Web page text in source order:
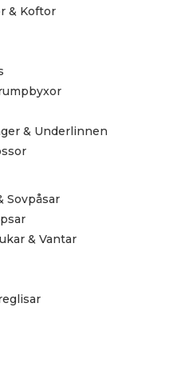
& Koftor
& Underlinnen
Sovpåsar
& Vantar